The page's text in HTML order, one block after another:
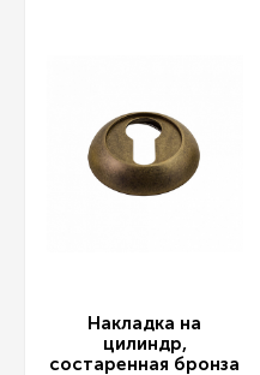
Накладка на
цилиндр,
состаренная бронза